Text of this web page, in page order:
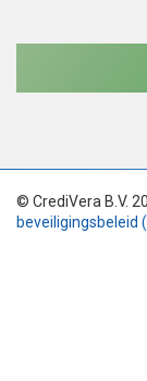
© CrediVera B.V.
beveiligingsbeleid